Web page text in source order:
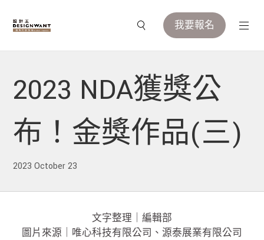
我要報名
2023 NDA獲獎公
布！金獎作品(三)
2023 October 23
文字整理｜編輯部
圖片來源｜唯心科技有限公司、源泰展業有限公司